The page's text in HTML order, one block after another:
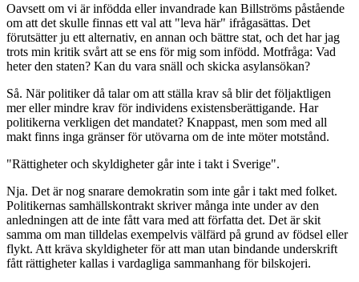
Oavsett om vi är infödda eller invandrade kan Billströms påstående
om att det skulle finnas ett val att "leva här" ifrågasättas. Det
förutsätter ju ett alternativ, en annan och bättre stat, och det har jag
trots min kritik svårt att se ens för mig som infödd. Motfråga: Vad
heter den staten? Kan du vara snäll och skicka asylansökan?
Så. När politiker då talar om att ställa krav så blir det följaktligen
mer eller mindre krav för individens existensberättigande. Har
politikerna verkligen det mandatet? Knappast, men som med all
makt finns inga gränser för utövarna om de inte möter motstånd.
"Rättigheter och skyldigheter går inte i takt i Sverige".
Nja. Det är nog snarare demokratin som inte går i takt med folket.
Politikernas samhällskontrakt skriver många inte under av den
anledningen att de inte fått vara med att författa det. Det är skit
samma om man tilldelas exempelvis välfärd på grund av födsel eller
flykt. Att kräva skyldigheter för att man utan bindande underskrift
fått rättigheter kallas i vardagliga sammanhang för bilskojeri.